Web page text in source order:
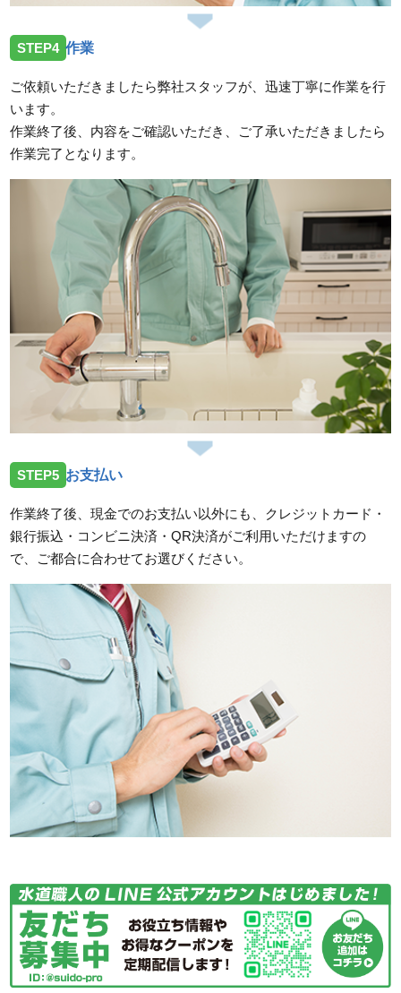
STEP4 作業
ご依頼いただきましたら弊社スタッフが、迅速丁寧に作業を行
います。
作業終了後、内容をご確認いただき、ご了承いただきましたら
作業完了となります。
STEP5 お支払い
作業終了後、現金でのお支払い以外にも、クレジットカード・
銀行振込・コンビニ決済・QR決済がご利用いただけますの
で、ご都合に合わせてお選びください。